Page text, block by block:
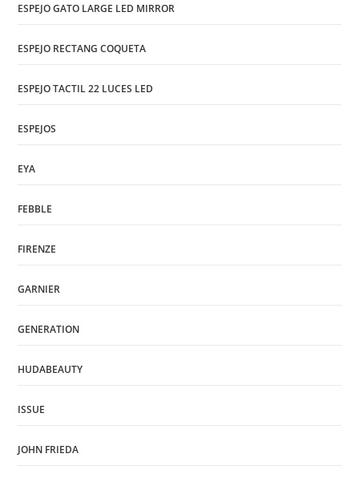
ESPEJO GATO LARGE LED MIRROR
ESPEJO RECTANG COQUETA
ESPEJO TACTIL 22 LUCES LED
ESPEJOS
EYA
FEBBLE
FIRENZE
GARNIER
GENERATION
HUDABEAUTY
ISSUE
JOHN FRIEDA